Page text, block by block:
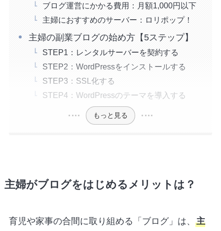
ブログ運営にかかる費用：月額1,000円以下
主婦におすすめのサーバー：ロリポップ！
主婦の副業ブログの始め方【5ステップ】
STEP1：レンタルサーバーを契約する
STEP2：WordPressをインストールする
STEP3：SSL化する
STEP4：WordPressのテーマを導入する
もっと見る
主婦がブログをはじめるメリットは？
育児や家事の合間に取り組める「ブログ」は、 主